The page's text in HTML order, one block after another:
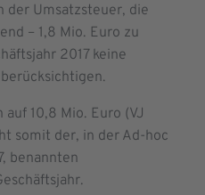
der Umsatzsteuer, die
– 1,8 Mio. Euro zu
2017 keine
auf 10,8 Mio. Euro (VJ
somit der, in der Ad-hoc
benannten